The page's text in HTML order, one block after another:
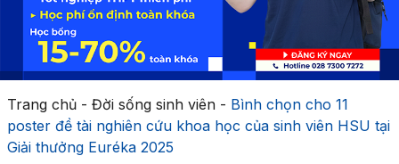
Trang chủ- Đời sống sinh viên- Bình chọn cho 11
poster đề tài nghiên cứu khoa học của sinh viên HSU tại
Giải thưởng Euréka 2025